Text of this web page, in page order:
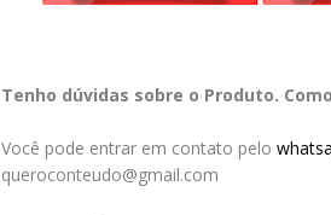
Tenho dúvidas sobre o Produto.
Você pode entrar em contato pelo
queroconteudo@gmail.com